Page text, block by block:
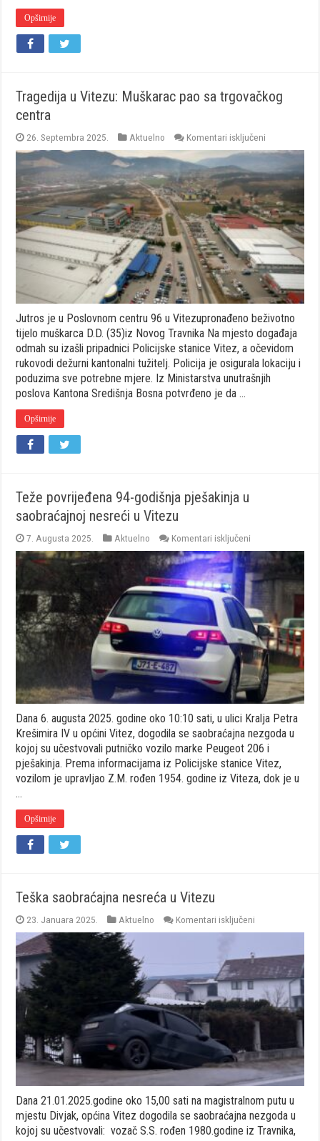
Opširnije
Tragedija u Vitezu: Muškarac pao sa trgovačkog
centra
26. Septembra 2025. Aktuelno Komentari isključeni
Tragedija
Vitezu:
Muškarac
pao
sa
trgovačkog
centra
Jutros je u Poslovnom centru 96 u Vitezupronađeno beživotno
tijelo muškarca D.D. (35)iz Novog Travnika Na mjesto događaja
odmah su izašli pripadnici Policijske stanice Vitez, a očevidom
rukovodi dežurni kantonalni tužitelj. Policija je osigurala lokaciju i
poduzima sve potrebne mjere. Iz Ministarstva unutrašnjih
poslova Kantona Središnja Bosna potvrđeno je da …
Opširnije
Teže povrijeđena 94-godišnja pješakinja u
saobraćajnoj nesreći u Vitezu
7. Augusta 2025. Aktuelno Komentari isključeni
Teže
povrijeđena
94-
godišnja
pješakinja
u
saobraćajnoj
nesreći
u
Vitezu
Dana 6. augusta 2025. godine oko 10:10 sati, u ulici Kralja Petra
Krešimira IV u općini Vitez, dogodila se saobraćajna nezgoda u
kojoj su učestvovali putničko vozilo marke Peugeot 206 i
pješakinja. Prema informacijama iz Policijske stanice Vitez,
vozilom je upravljao Z.M. rođen 1954. godine iz Viteza, dok je u
…
Opširnije
Teška saobraćajna nesreća u Vitezu
23. Januara 2025. Aktuelno Komentari isključeni
Teška
nesreća
Vitezu
Dana 21.01.2025.godine oko 15,00 sati na magistralnom putu u
mjestu Divjak, općina Vitez dogodila se saobraćajna nezgoda u
kojoj su učestvovali: vozač S.S. rođen 1980.godine iz Travnika,